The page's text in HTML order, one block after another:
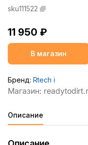
sku111522
11 950 ₽
В магазин
Бренд: Rtech ℹ️
Описание